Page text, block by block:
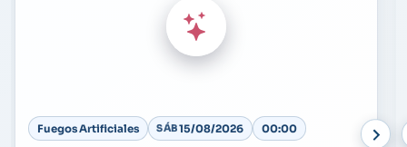
Fuegos Artificiales SÁB15/08/2026 00:00